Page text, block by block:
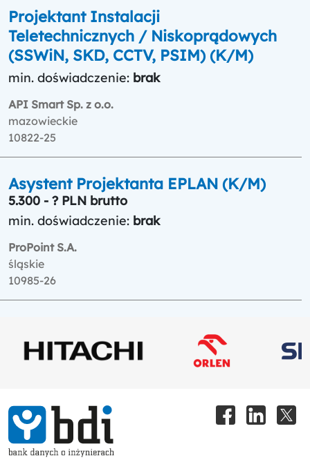
Projektant Instalacji
Teletechnicznych / Niskoprądowych
(SSWiN, SKD, CCTV, PSIM) (K/M)
min. doświadczenie: brak
API Smart Sp. z o.o.
mazowieckie
10822-25
Asystent Projektanta EPLAN (K/M)
5.300 - ? PLN brutto
min. doświadczenie: brak
ProPoint S.A.
śląskie
10985-26